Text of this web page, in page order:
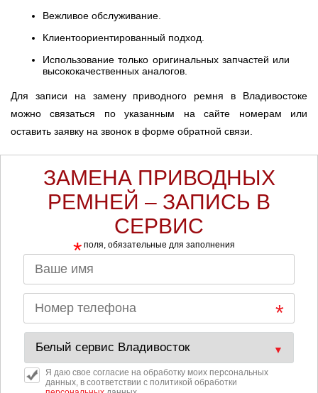
Вежливое обслуживание.
Клиентоориентированный подход.
Использование только оригинальных запчастей или
высококачественных аналогов.
Для записи на замену приводного ремня в Владивостоке
можно связаться по указанным на сайте номерам или
оставить заявку на звонок в форме обратной связи.
ЗАМЕНА ПРИВОДНЫХ
РЕМНЕЙ – ЗАПИСЬ В
СЕРВИС
* поля, обязательные для заполнения
Я даю свое согласие на обработку моих персональных
данных, в соответствии с политикой обработки